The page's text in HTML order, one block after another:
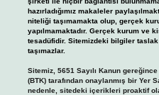
hazırladığımız makaleler
niteliği taşımamakta olup, gerçek
yapılmamaktadır. Gerçek kurum ve
tesadüfidir. Sitemizdeki bilgiler
taşımazlar.
Sitemiz, 5651 Sayılı Kanun
(BTK) tarafından onaylanmış bir Yer
nedenle, sitedeki içerikleri proaktif